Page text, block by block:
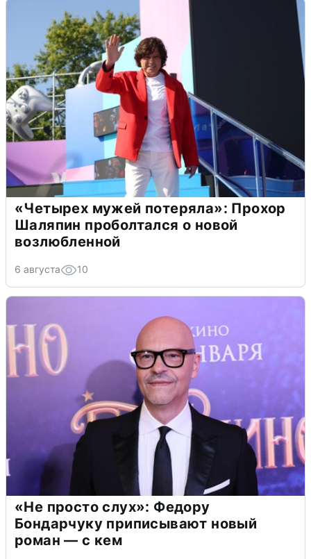
«Четырех мужей потеряла»: Прохор
Шаляпин проболтался о новой
возлюбленной
6 августа 10
«Не просто слух»: Федору
Бондарчуку приписывают новый
роман — с кем